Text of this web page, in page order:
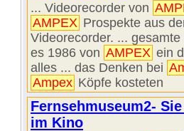
... Videorecorder von
AMPEX Prospekte aus
Videorecorder. ...
es 1986 von AMPEX ein
alles ... das Denken bei
Ampex Köpfe kosteten
Fernsehmuseum2-
im Kino